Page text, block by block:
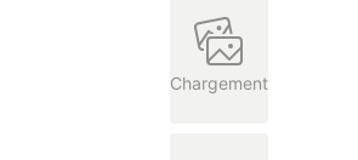
Chargement